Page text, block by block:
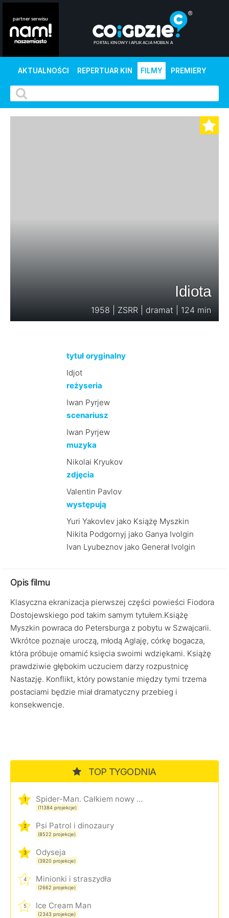
AKTUALNOŚCI REPERTUAR KIN FILMY PREMIERY
Idiota
1958 | ZSRR | dramat | 124 min
tytuł oryginalny
Idjot
reżyseria
Iwan Pyrjew
scenariusz
Iwan Pyrjew
muzyka
Nikolai Kryukov
zdjęcia
Valentin Pavlov
występują
Yuri Yakovlev jako Książę Myszkin
Nikita Podgornyj jako Ganya Ivolgin
Ivan Lyubeznov jako Generał Ivolgin
Opis filmu
Klasyczna ekranizacja pierwszej części powieści Fiodora
Dostojewskiego pod takim samym tytułem.Książę
Myszkin powraca do Petersburga z pobytu w Szwajcarii.
Wkrótce poznaje uroczą, młodą Aglaję, córkę bogacza,
która próbuje omamić księcia swoimi wdziękami. Książę
prawdziwie głębokim uczuciem darzy rozpustnicę
Nastazję. Konflikt, który powstanie między tymi trzema
postaciami będzie miał dramatyczny przebieg i
konsekwencje.
TOP TYGODNIA
1 Spider-Man. Całkiem nowy dzień
(11384 projekcje)
2 Psi Patrol i dinozaury
(8522 projekcje)
3 Odyseja
(3920 projekcje)
4 Minionki i straszydła
(2662 projekcje)
5 Ice Cream Man
(2343 projekcje)